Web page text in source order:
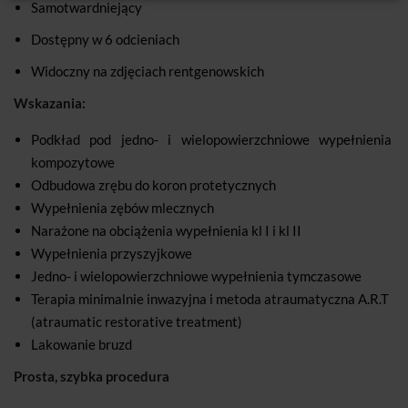
Samotwardniejący
Dostępny w 6 odcieniach
Widoczny na zdjęciach rentgenowskich
Wskazania:
Podkład pod jedno- i wielopowierzchniowe wypełnienia
kompozytowe
Odbudowa zrębu do koron protetycznych
Wypełnienia zębów mlecznych
Narażone na obciążenia wypełnienia kl I i kl II
Wypełnienia przyszyjkowe
Jedno- i wielopowierzchniowe wypełnienia tymczasowe
Terapia minimalnie inwazyjna i metoda atraumatyczna A.R.T
(atraumatic restorative treatment)
Lakowanie bruzd
Prosta, szybka procedura